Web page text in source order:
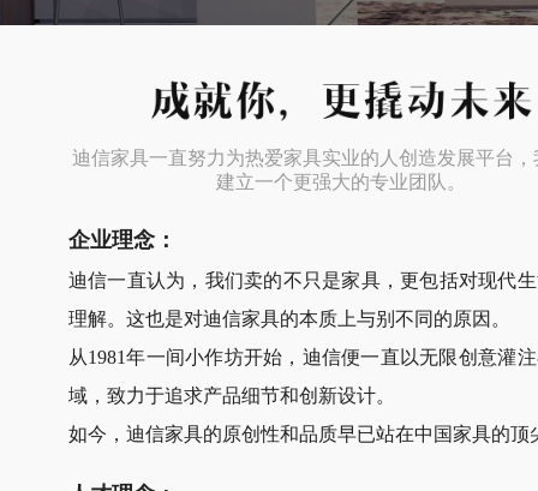
迪信家具一直努力为热爱家具实业的人创造发展平台
建立一个更强大的专业团队。
企业理念：
迪信一直认为，我们卖的不只是家具，更包括对现代
理解。这也是对迪信家具的本质上与别不同的原因。
从1981年一间小作坊开始，迪信便一直以无限创意灌
域，致力于追求产品细节和创新设计。
如今，迪信家具的原创性和品质早已站在中国家具的顶